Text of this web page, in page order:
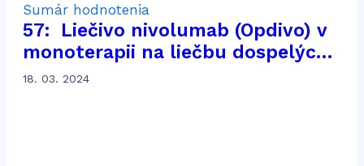
Sumár hodnotenia
57: Liečivo nivolumab (Opdivo) v
monoterapii na liečbu dospelých
pacientov s pokročilým
18. 03. 2024